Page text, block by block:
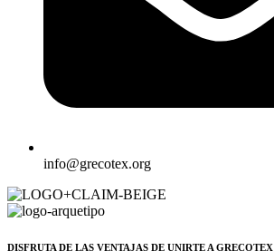
info@grecotex.org
DISFRUTA DE LAS VENTAJAS DE UNIRTE A GRECOTEX